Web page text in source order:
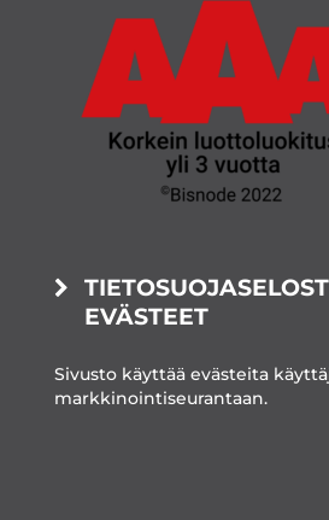
EVÄSTEET
Sivusto käyttää evästeita
markkinointiseurantaan.